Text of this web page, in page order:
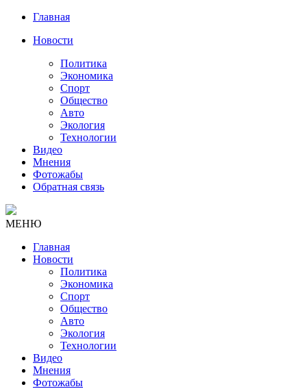
Главная
Новости
Политика
Экономика
Спорт
Общество
Авто
Экология
Технологии
Видео
Мнения
Фотожабы
Обратная связь
МЕНЮ
Главная
Новости
Политика
Экономика
Спорт
Общество
Авто
Экология
Технологии
Видео
Мнения
Фотожабы